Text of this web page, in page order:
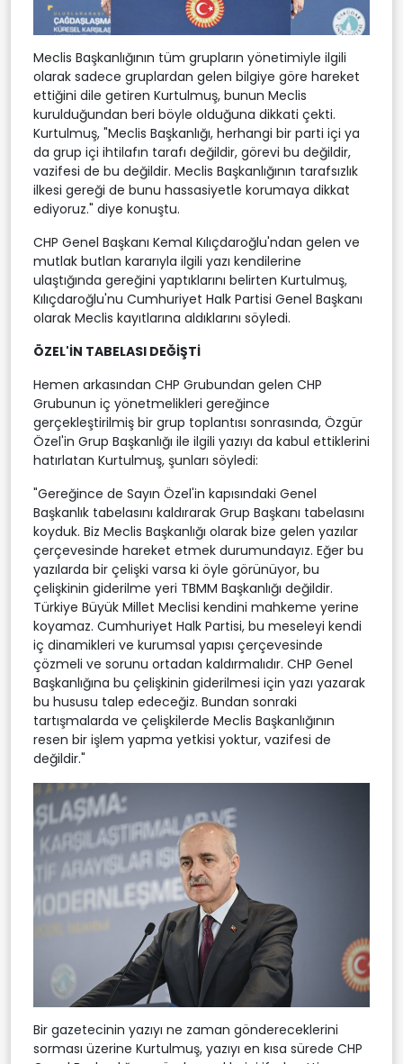
Meclis Başkanlığının tüm grupların yönetimiyle ilgili
olarak sadece gruplardan gelen bilgiye göre hareket
ettiğini dile getiren Kurtulmuş, bunun Meclis
kurulduğundan beri böyle olduğuna dikkati çekti.
Kurtulmuş, "Meclis Başkanlığı, herhangi bir parti içi ya
da grup içi ihtilafın tarafı değildir, görevi bu değildir,
vazifesi de bu değildir. Meclis Başkanlığının tarafsızlık
ilkesi gereği de bunu hassasiyetle korumaya dikkat
ediyoruz." diye konuştu.
CHP Genel Başkanı Kemal Kılıçdaroğlu'ndan gelen ve
mutlak butlan kararıyla ilgili yazı kendilerine
ulaştığında gereğini yaptıklarını belirten Kurtulmuş,
Kılıçdaroğlu'nu Cumhuriyet Halk Partisi Genel Başkanı
olarak Meclis kayıtlarına aldıklarını söyledi.
ÖZEL'İN TABELASI DEĞİŞTİ
Hemen arkasından CHP Grubundan gelen CHP
Grubunun iç yönetmelikleri gereğince
gerçekleştirilmiş bir grup toplantısı sonrasında, Özgür
Özel'in Grup Başkanlığı ile ilgili yazıyı da kabul ettiklerini
hatırlatan Kurtulmuş, şunları söyledi:
"Gereğince de Sayın Özel'in kapısındaki Genel
Başkanlık tabelasını kaldırarak Grup Başkanı tabelasını
koyduk. Biz Meclis Başkanlığı olarak bize gelen yazılar
çerçevesinde hareket etmek durumundayız. Eğer bu
yazılarda bir çelişki varsa ki öyle görünüyor, bu
çelişkinin giderilme yeri TBMM Başkanlığı değildir.
Türkiye Büyük Millet Meclisi kendini mahkeme yerine
koyamaz. Cumhuriyet Halk Partisi, bu meseleyi kendi
iç dinamikleri ve kurumsal yapısı çerçevesinde
çözmeli ve sorunu ortadan kaldırmalıdır. CHP Genel
Başkanlığına bu çelişkinin giderilmesi için yazı yazarak
bu hususu talep edeceğiz. Bundan sonraki
tartışmalarda ve çelişkilerde Meclis Başkanlığının
resen bir işlem yapma yetkisi yoktur, vazifesi de
değildir."
Bir gazetecinin yazıyı ne zaman göndereceklerini
sorması üzerine Kurtulmuş, yazıyı en kısa sürede CHP